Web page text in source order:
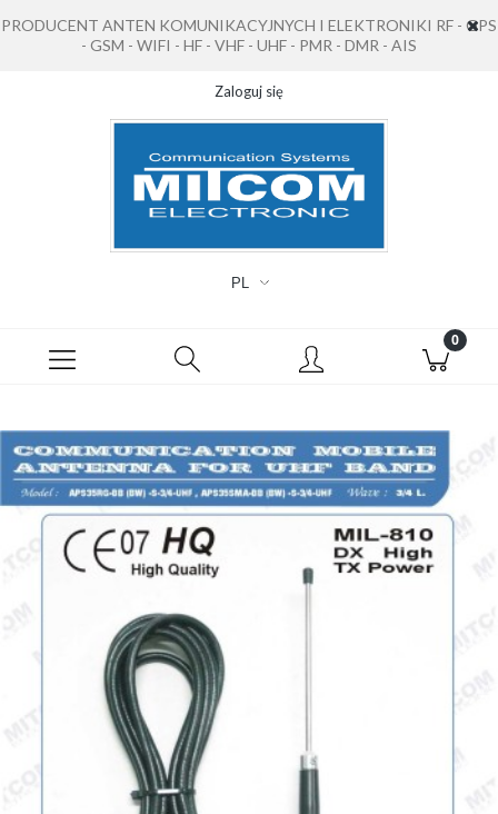
PRODUCENT ANTEN KOMUNIKACYJNYCH I ELEKTRONIKI RF - GPS
- GSM - WIFI - HF - VHF - UHF - PMR - DMR - AIS
Zaloguj się